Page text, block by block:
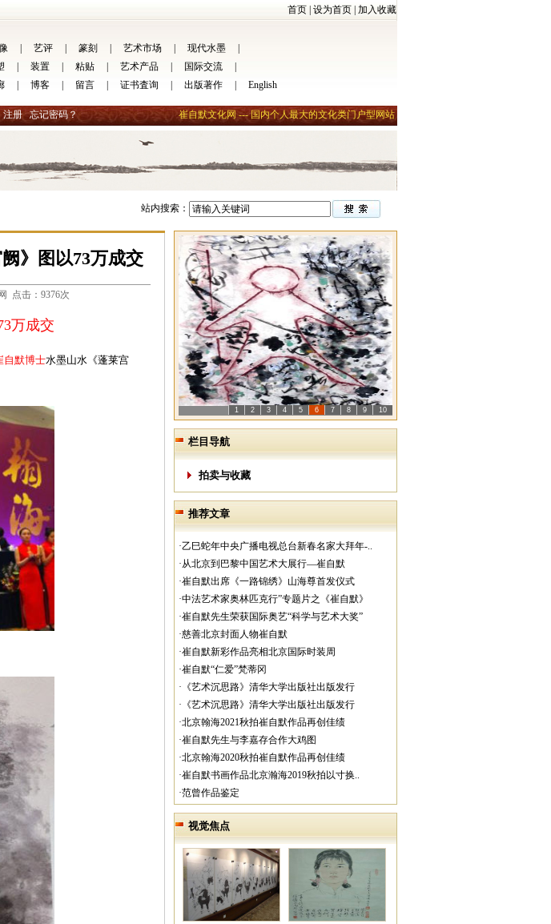
首页 设为首页 加入收藏
艺评 篆刻 艺术市场 现代水墨
装置 粘贴 艺术产品 国际交流
博客 留言 证书査询 出版著作 English
注册 忘记密码？ 崔自默文化网 --- 国内个人最大的文化类门户型网站
站内搜索：
》图以73万成交
点击：9376次
万成交
自默博士水墨山水《蓬莱宫
1 2 3 4 5 6 7 8 9 10
栏目导航
拍卖与收藏
推荐文章
·乙巳蛇年中央广播电视总台新春名家大拜年-..
·从北京到巴黎中国艺术大展行—崔自默
·崔自默出席《一路锦绣》山海尊首发仪式
·中法艺术家奥林匹克行”专题片之《崔自默》
·崔自默先生荣获国际奥艺“科学与艺术大奖”
·慈善北京封面人物崔自默
·崔自默新彩作品亮相北京国际时装周
·崔自默“仁爱”梵蒂冈
·《艺术沉思路》清华大学出版社出版发行
·《艺术沉思路》清华大学出版社出版发行
·北京翰海2021秋拍崔自默作品再创佳绩
·崔自默先生与李嘉存合作大鸡图
·北京翰海2020秋拍崔自默作品再创佳绩
·崔自默书画作品北京瀚海2019秋拍以寸换..
·范曾作品鉴定
视觉焦点